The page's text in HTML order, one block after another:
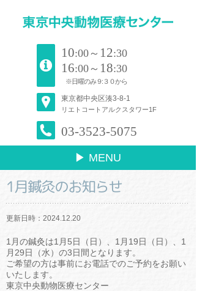
10:00～ 12:30
16:00～ 18:30
※日曜のみ９:３０から
東京都中央区湊3-8-1
リエトコートアルクスタワー1F
03-3523-5075
▶ MENU
1月鍼灸のお知らせ
更新日時：2024.12.20
1月の鍼灸は1月5日（日）、1月19日（日）、1
月29日（水）の3日間となります。
ご希望の方は事前にお電話でのご予約をお願い
いたします。
東京中央動物医療センター